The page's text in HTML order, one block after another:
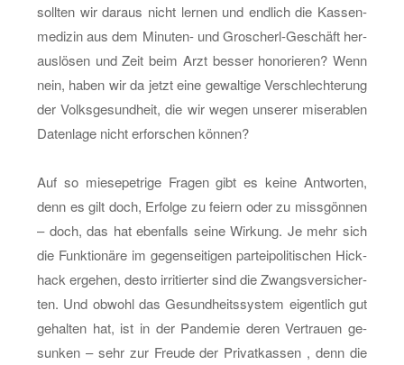
soll­ten wir dar­aus nicht ler­nen und end­lich die Kas­sen­
me­di­zin aus dem Mi­nu­ten- und Gro­scherl-Ge­schäft her­
aus­lö­sen und Zeit beim Arzt bes­ser ho­no­rie­ren? Wenn
nein, haben wir da jetzt eine ge­wal­ti­ge Ver­schlech­te­rung
der Volks­ge­sund­heit, die wir wegen un­se­rer mi­se­ra­blen
Da­ten­la­ge nicht er­for­schen kön­nen?
Auf so mie­se­pe­tri­ge Fra­gen gibt es keine Ant­wor­ten,
denn es gilt doch, Er­fol­ge zu fei­ern oder zu miss­gön­nen
– doch, das hat eben­falls seine Wir­kung. Je mehr sich
die Funk­tio­nä­re im ge­gen­sei­ti­gen par­tei­po­li­ti­schen Hick­
hack er­ge­hen, desto ir­ri­tier­ter sind die Zwangs­ver­si­cher­
ten. Und ob­wohl das Ge­sund­heits­sys­tem ei­gent­lich gut
ge­hal­ten hat, ist in der Pan­de­mie deren Ver­trau­en ge­
sun­ken – sehr zur Freu­de der Pri­vat­kas­sen , denn die